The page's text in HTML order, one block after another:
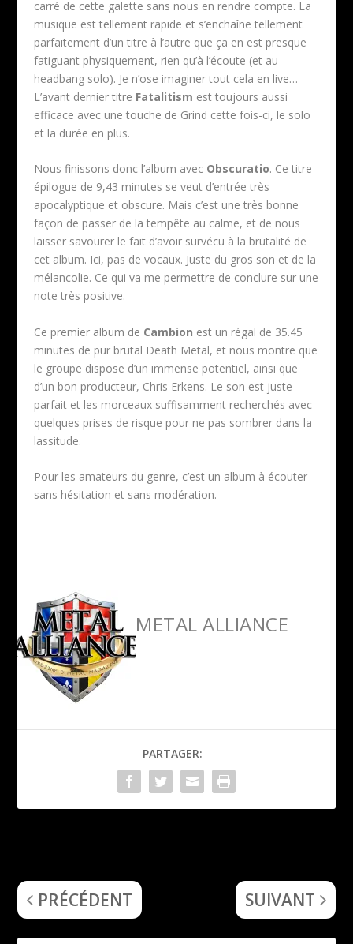
carré de cette galette sans nous en rendre compte. La
musique est tellement rapide et s’enchaîne tellement
parfaitement d’un titre à l’autre que ça en est presque
fatiguant physiquement, rien qu’à l’écoute (et au
headbang solo). Je n’ose imaginer tout cela en live…
L’avant dernier titre Fatalitism est toujours aussi
efficace avec une touche de Grind cette fois-ci, le solo
et la durée en plus.
Nous finissons donc l’album avec Obscuratio. Ce titre
épilogue de 9,43 minutes se veut d’entrée très
apocalyptique et obscure. Mais c’est une très bonne
façon de passer de la tempête au calme, et de nous
laisser savourer le fait d’avoir survécu à la brutalité de
cet album. Ici, pas de vocaux. Juste du gros son et de la
mélancolie. Ce qui va me permettre de conclure sur une
note très positive.
Ce premier album de Cambion est un régal de 35.45
minutes de pur brutal Death Metal, et nous montre que
le groupe dispose d’un immense potentiel, ainsi que
d’un bon producteur, Chris Erkens. Le son est juste
parfait et les morceaux suffisamment recherchés avec
quelques prises de risque pour ne pas sombrer dans la
lassitude.
Pour les amateurs du genre, c’est un album à écouter
sans hésitation et sans modération.
METAL ALLIANCE
PARTAGER:
PRÉCÉDENT SUIVANT